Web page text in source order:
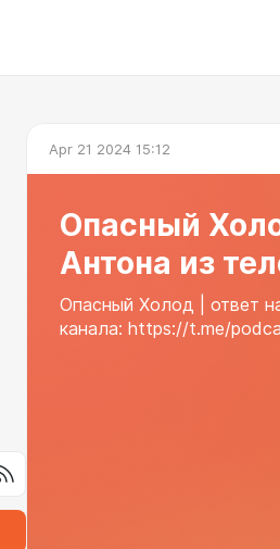
Apr 21 2024 15:12
Опасный
Антона из
Опасный Холод | ответ
канала: https://t.me/